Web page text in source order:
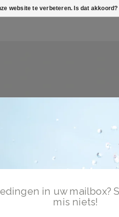
in uw mailbox?
mis niets!
website te verbeteren. Is dat akkoord?